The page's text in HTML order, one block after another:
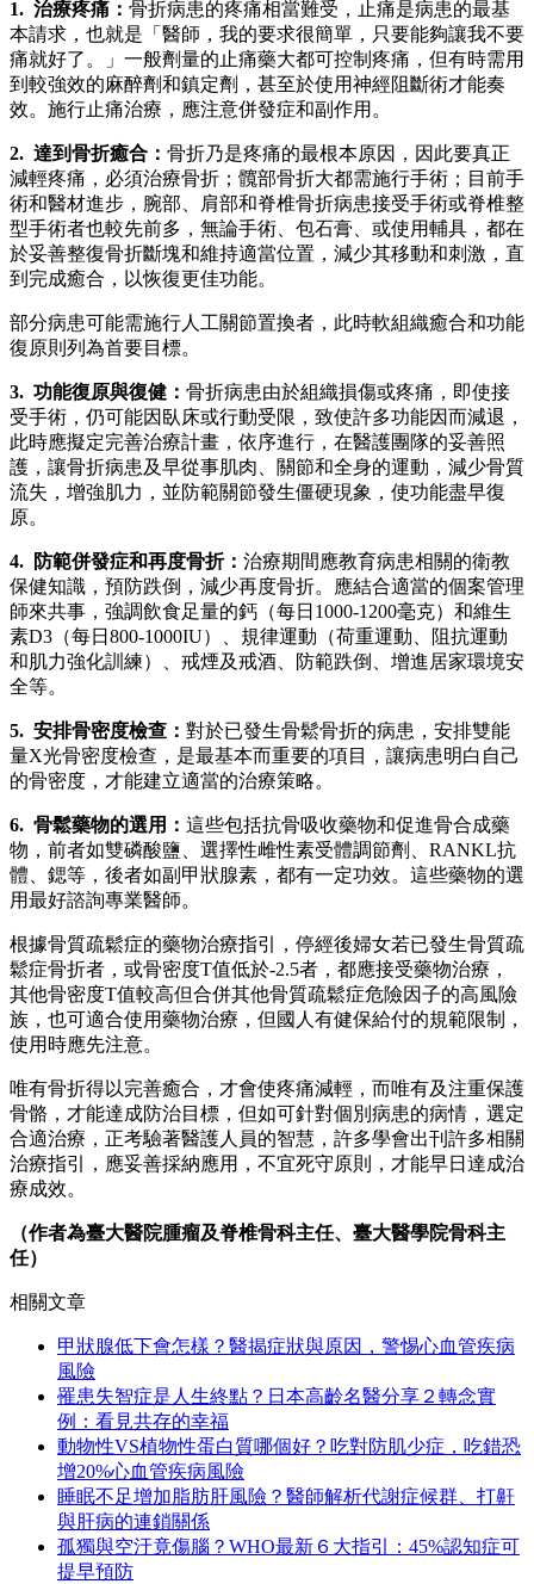
1. 治療疼痛： 骨折病患的疼痛相當難受，止痛是病患的最基
本請求，也就是「醫師，我的要求很簡單，只要能夠讓我不要
痛就好了。」一般劑量的止痛藥大都可控制疼痛，但有時需用
到較強效的麻醉劑和鎮定劑，甚至於使用神經阻斷術才能奏
效。施行止痛治療，應注意併發症和副作用。
2. 達到骨折癒合： 骨折乃是疼痛的最根本原因，因此要真正
減輕疼痛，必須治療骨折；髖部骨折大都需施行手術；目前手
術和醫材進步，腕部、肩部和脊椎骨折病患接受手術或脊椎整
型手術者也較先前多，無論手術、包石膏、或使用輔具，都在
於妥善整復骨折斷塊和維持適當位置，減少其移動和刺激，直
到完成癒合，以恢復更佳功能。
部分病患可能需施行人工關節置換者，此時軟組織癒合和功能
復原則列為首要目標。
3. 功能復原與復健： 骨折病患由於組織損傷或疼痛，即使接
受手術，仍可能因臥床或行動受限，致使許多功能因而減退，
此時應擬定完善治療計畫，依序進行，在醫護團隊的妥善照
護，讓骨折病患及早從事肌肉、關節和全身的運動，減少骨質
流失，增強肌力，並防範關節發生僵硬現象，使功能盡早復
原。
4. 防範併發症和再度骨折： 治療期間應教育病患相關的衛教
保健知識，預防跌倒，減少再度骨折。應結合適當的個案管理
師來共事，強調飲食足量的鈣（每日1000-1200毫克）和維生
素D3（每日800-1000IU）、規律運動（荷重運動、阻抗運動
和肌力強化訓練）、戒煙及戒酒、防範跌倒、增進居家環境安
全等。
5. 安排骨密度檢查： 對於已發生骨鬆骨折的病患，安排雙能
量X光骨密度檢查，是最基本而重要的項目，讓病患明白自己
的骨密度，才能建立適當的治療策略。
6. 骨鬆藥物的選用： 這些包括抗骨吸收藥物和促進骨合成藥
物，前者如雙磷酸鹽、選擇性雌性素受體調節劑、RANKL抗
體、鍶等，後者如副甲狀腺素，都有一定功效。這些藥物的選
用最好諮詢專業醫師。
根據骨質疏鬆症的藥物治療指引，停經後婦女若已發生骨質疏
鬆症骨折者，或骨密度T值低於-2.5者，都應接受藥物治療，
其他骨密度T值較高但合併其他骨質疏鬆症危險因子的高風險
族，也可適合使用藥物治療，但國人有健保給付的規範限制，
使用時應先注意。
唯有骨折得以完善癒合，才會使疼痛減輕，而唯有及注重保護
骨骼，才能達成防治目標，但如可針對個別病患的病情，選定
合適治療，正考驗著醫護人員的智慧，許多學會出刊許多相關
治療指引，應妥善採納應用，不宜死守原則，才能早日達成治
療成效。
（作者為臺大醫院腫瘤及脊椎骨科主任、臺大醫學院骨科主
任）
相關文章
甲狀腺低下會怎樣？醫揭症狀與原因，警惕心血管疾病
風險
罹患失智症是人生終點？日本高齡名醫分享２轉念實
例：看見共存的幸福
動物性VS植物性蛋白質哪個好？吃對防肌少症，吃錯恐
增20%心血管疾病風險
睡眠不足增加脂肪肝風險？醫師解析代謝症候群、打鼾
與肝病的連鎖關係
孤獨與空汙竟傷腦？WHO最新６大指引：45%認知症可
提早預防